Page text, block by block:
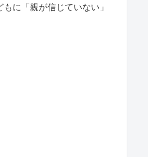
に「親が信じていない」